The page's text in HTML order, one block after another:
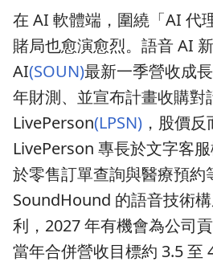
在 AI 軟體端，圍繞「AI 代
賭局也愈演愈烈。語音 AI
AI(SOUN)最新一季營收成
年財測、並宣布計畫收購對
LivePerson(LPSN) ，股價反
LivePerson 專長於文字客
於零售訂單查詢與醫療預約
SoundHound 的語音技術
利，2027 年有機會為公司
當年合併營收目標約 3.5 至